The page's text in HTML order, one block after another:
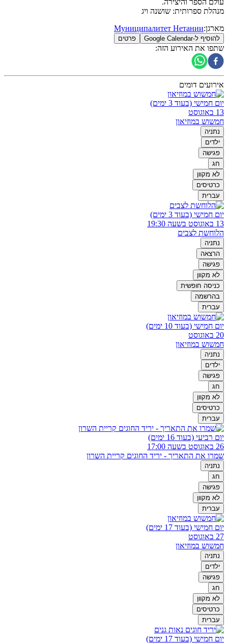
עולם הספר והיצירה.
מנהלת ספרותית: שושנה ויג
מארגן:
Муниципалитет Нетании
להוסיף ל-Google Calendar פרטים
שתפו את האירוע הזה:
אירועים דומים
יום חמישי (בעוד 3 ימים)
13 באוגוסט
חמשוש במוזיאון
נתניה
ילדים
פגישה
חג
לא מקוון
כרטיסים
עברית
יום חמישי (בעוד 3 ימים)
13 באוגוסט בשעה 19:30
הלוחשת לצבים
נתניה
הרצאה
פגישה
לא מקוון
כניסה חופשית
בהרשמה
עברית
יום חמישי (בעוד 10 ימים)
20 באוגוסט
חמשוש במוזיאון
נתניה
ילדים
פגישה
חג
לא מקוון
כרטיסים
עברית
יום רביעי (בעוד 16 ימים)
26 באוגוסט בשעה 17:00
שמרו את התאריך - יריד החוגים קריית השרון
נתניה
חג
פגישה
לא מקוון
עברית
יום חמישי (בעוד 17 ימים)
27 באוגוסט
חמשוש במוזיאון
נתניה
ילדים
פגישה
חג
לא מקוון
כרטיסים
עברית
יום חמישי (בעוד 17 ימים)